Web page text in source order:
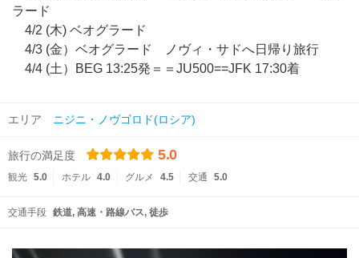
ラード
4/2 (木) ベオグラード
4/3 (金）ベオグラード ノヴィ・サドへ日帰り旅行
4/4 (土）BEG 13:25発＝＝JU500==JFK 17:30着
エリア ニジニ・ノヴゴロド(ロシア)
旅行の満足度 5.0
観光 5.0 ホテル 4.0 グルメ 4.5 交通 5.0
交通手段 鉄道 高速・路線バス 徒歩